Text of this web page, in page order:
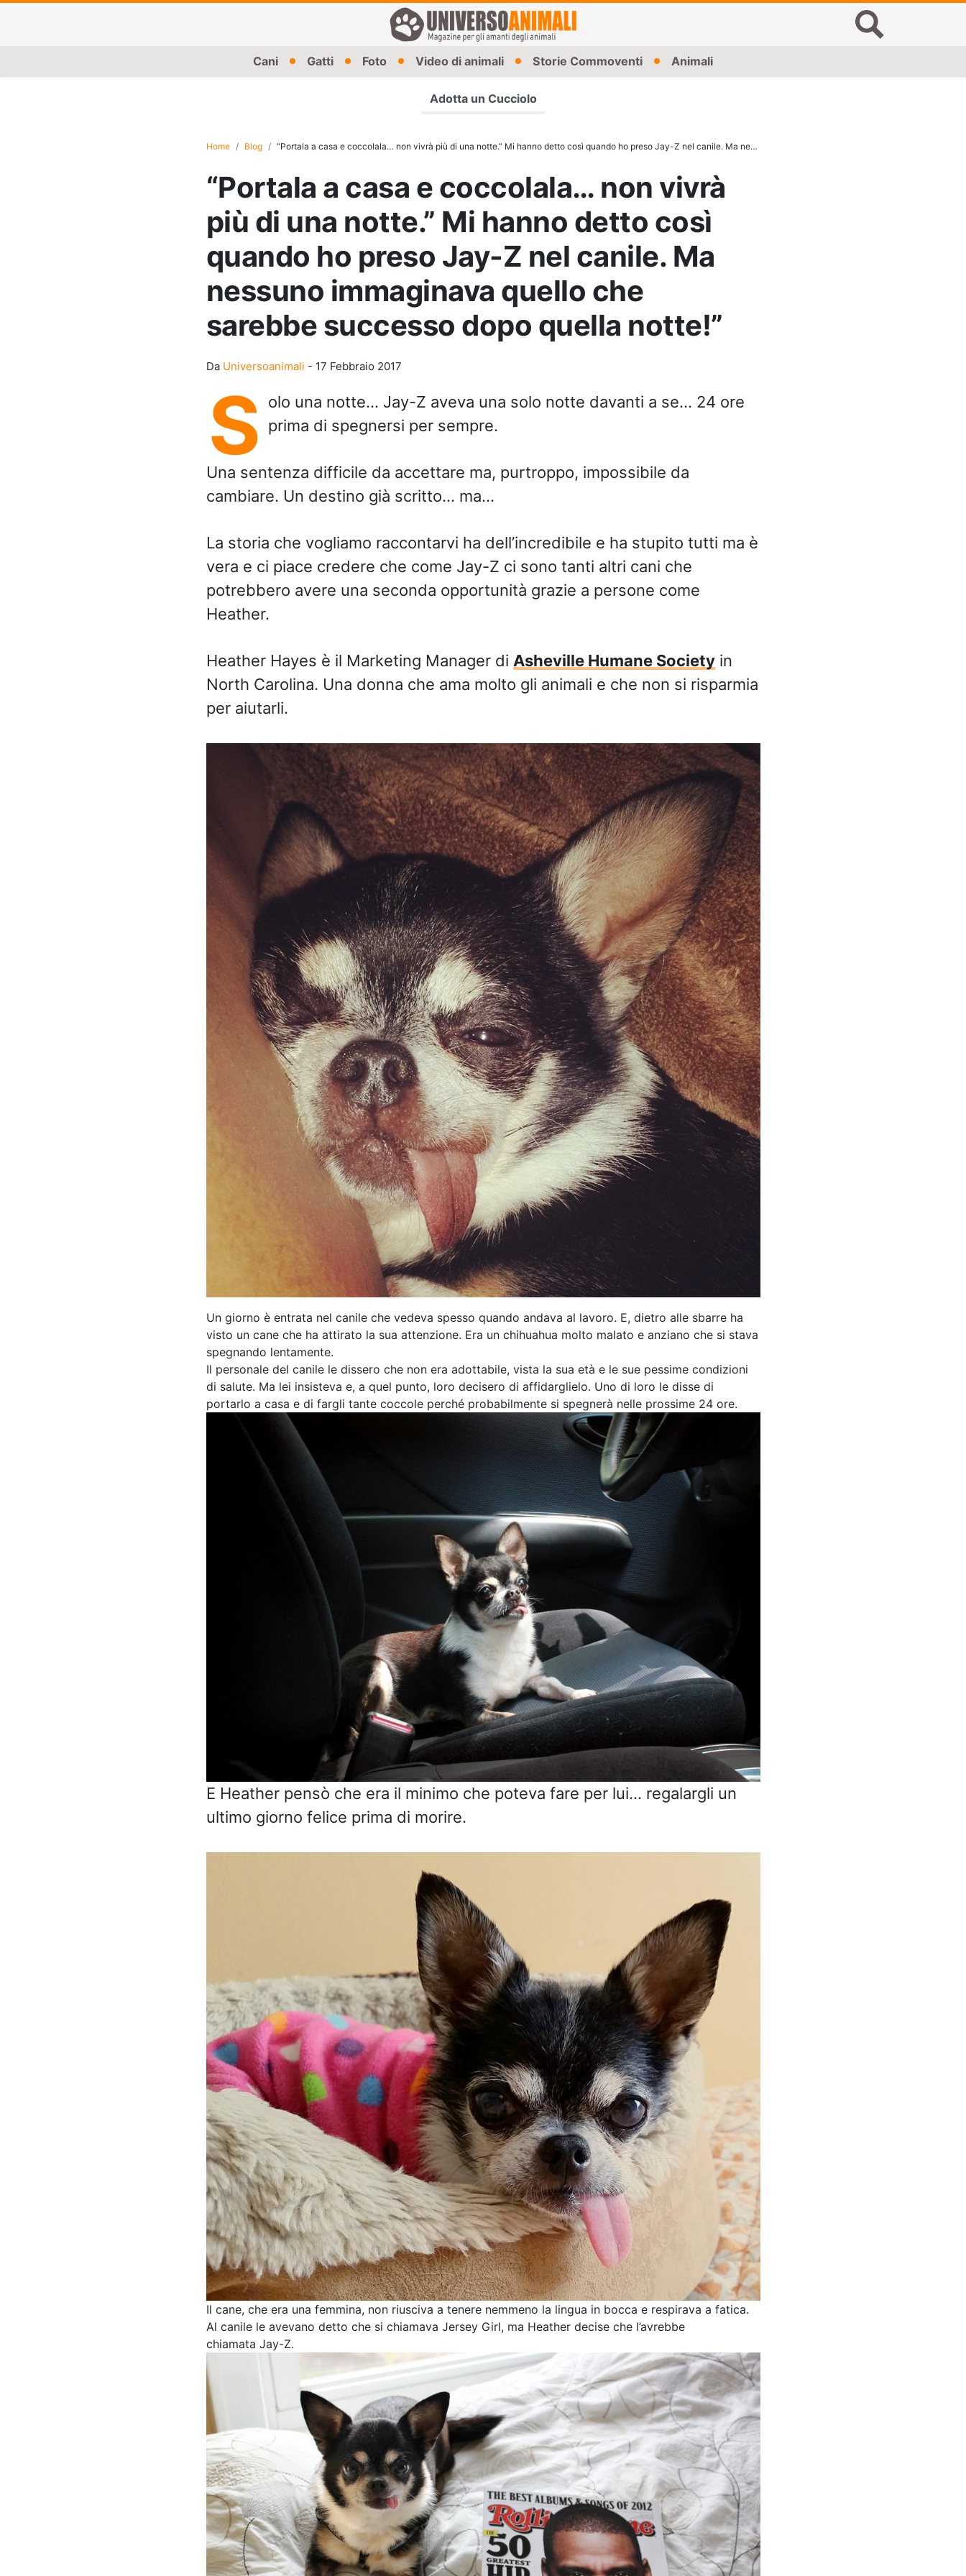
Cani Gatti Foto Video di animali Storie Commoventi Animali
Adotta un Cucciolo
Home Blog “Portala a casa e coccolala… non vivrà più di una notte.” Mi hanno detto così quando ho preso Jay-Z nel canile. Ma nessuno immaginava quello che sarebbe successo dopo quella notte!”
“Portala a casa e coccolala… non vivrà
più di una notte.” Mi hanno detto così
quando ho preso Jay-Z nel canile. Ma
nessuno immaginava quello che
sarebbe successo dopo quella notte!”
Da Universoanimali - 17 Febbraio 2017
S olo una notte… Jay-Z aveva una solo notte davanti a se… 24 ore
prima di spegnersi per sempre.
Una sentenza difficile da accettare ma, purtroppo, impossibile da
cambiare. Un destino già scritto… ma…
La storia che vogliamo raccontarvi ha dell’incredibile e ha stupito tutti ma è
vera e ci piace credere che come Jay-Z ci sono tanti altri cani che
potrebbero avere una seconda opportunità grazie a persone come
Heather.
Heather Hayes è il Marketing Manager di Asheville Humane Societyin
North Carolina. Una donna che ama molto gli animali e che non si risparmia
per aiutarli.
Un giorno è entrata nel canile che vedeva spesso quando andava al lavoro. E, dietro alle sbarre ha
visto un cane che ha attirato la sua attenzione. Era un chihuahua molto malato e anziano che si stava
spegnando lentamente.
Il personale del canile le dissero che non era adottabile, vista la sua età e le sue pessime condizioni
di salute. Ma lei insisteva e, a quel punto, loro decisero di affidarglielo. Uno di loro le disse di
portarlo a casa e di fargli tante coccole perché probabilmente si spegnerà nelle prossime 24 ore.
E Heather pensò che era il minimo che poteva fare per lui… regalargli un
ultimo giorno felice prima di morire.
Il cane, che era una femmina, non riusciva a tenere nemmeno la lingua in bocca e respirava a fatica.
Al canile le avevano detto che si chiamava Jersey Girl, ma Heather decise che l’avrebbe
chiamata Jay-Z.